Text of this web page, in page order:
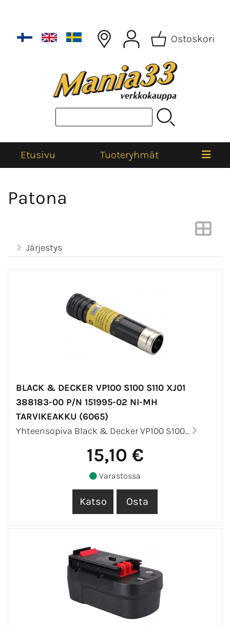
Ostoskori
Etusivu Tuoteryhmät
Patona
Järjestys
BLACK & DECKER VP100 S100 S110 XJ01
388183-00 P/N 151995-02 NI-MH
TARVIKEAKKU (6065)
Yhteensopiva Black & Decker VP100 S100...
15,10 €
Varastossa